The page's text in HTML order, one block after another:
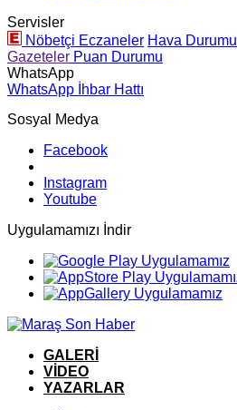
Servisler
Nöbetçi Eczaneler Hava Durumu
Gazeteler Puan Durumu
WhatsApp
WhatsApp İhbar Hattı
Sosyal Medya
Facebook
Instagram
Youtube
Uygulamamızı İndir
GALERİ
VİDEO
YAZARLAR